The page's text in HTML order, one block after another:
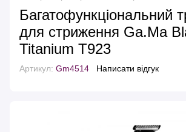
Багатофункціональний
для стриження Ga.Ma
Titanium T923
Артикул: Gm4514 Написати відгук